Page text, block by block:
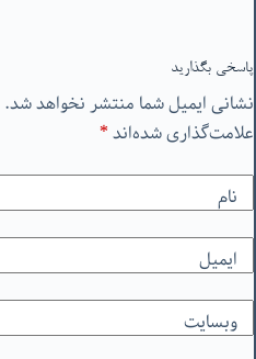
پاسخی بگذارید
نشانی ایمیل شما منتشر نخواهد شد.
علامت‌گذاری شده‌اند*
نام
ایمیل
وبسایت